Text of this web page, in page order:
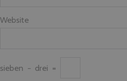
Website
sieben − drei =